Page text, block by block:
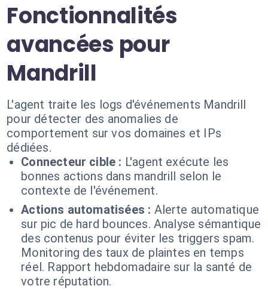
Fonctionnalités
avancées pour
Mandrill
L'agent traite les logs d'événements Mandrill
pour détecter des anomalies de
comportement sur vos domaines et IPs
dédiées.
Connecteur cible : L'agent exécute les
bonnes actions dans mandrill selon le
contexte de l'événement.
Actions automatisées : Alerte automatique
sur pic de hard bounces. Analyse sémantique
des contenus pour éviter les triggers spam.
Monitoring des taux de plaintes en temps
réel. Rapport hebdomadaire sur la santé de
votre réputation.